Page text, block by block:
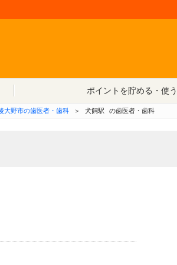
ポイントを貯める・使う
大野市の歯医者・歯科 ＞ 犬飼駅 の歯医者・歯科